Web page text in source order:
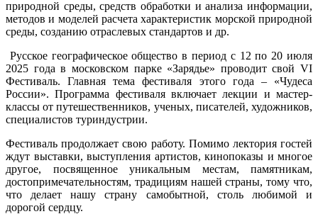
природной среды, средств обработки и анализа информации,
методов и моделей расчета характеристик морской природной
среды, созданию отраслевых стандартов и др.
Русское географическое общество в период с 12 по 20 июля
2025 года в московском парке «Зарядье» проводит свой VI
Фестиваль. Главная тема фестиваля этого года – «Чудеса
России». Программа фестиваля включает лекции и мастер-
классы от путешественников, ученых, писателей, художников,
специалистов туриндустрии.
Фестиваль продолжает свою работу. Помимо лектория гостей
ждут выставки, выступления артистов, кинопоказы и многое
другое, посвященное уникальным местам, памятникам,
достопримечательностям, традициям нашей страны, тому что,
что делает нашу страну самобытной, столь любимой и
дорогой сердцу.